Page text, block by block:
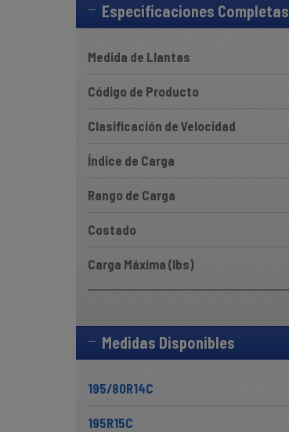
Especificaciones Completas
Medida de Llantas
Código de Producto
Clasificación de Velocidad
Índice de Carga
Rango de Carga
Costado
Carga Máxima (lbs)
Medidas Disponibles
195/80R14C
195R15C